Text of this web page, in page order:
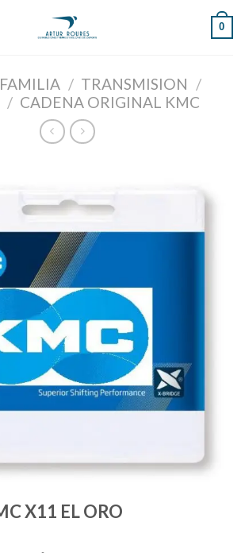
0
FAMILIA / TRANSMISION /
/ CADENA ORIGINAL KMC
X11 EL ORO